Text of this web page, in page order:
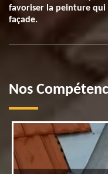
favoriser la peinture qui
façade.
Nos